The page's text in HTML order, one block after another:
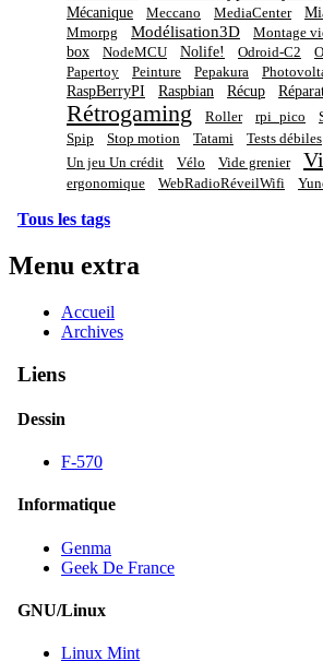
Mécanique Meccano MediaCenter
Mmorpg Modélisation3D Montage
box
NodeMCU Nolife! Odroid-C2
Papertoy
Peinture Pepakura
RaspBerryPI Raspbian Récup
Rétrogaming Roller rpi_pico
Spip
Stop motion Tatami Tests débiles
Un jeu Un crédit Vélo Vide grenier
ergonomique
WebRadioRéveilWifi
Tous les tags
Menu extra
Accueil
Archives
Liens
Dessin
F-570
Informatique
Genma
Geek De France
GNU/Linux
Linux Mint